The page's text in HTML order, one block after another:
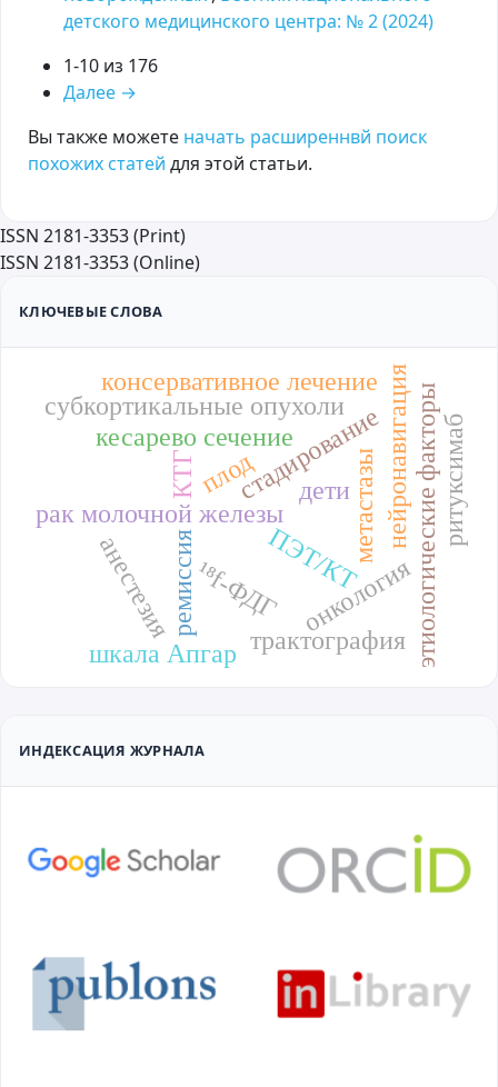
детского медицинского центра: № 2 (2024)
1-10 из 176
Далее →
Вы также можете начать расширеннвй поиск
похожих статей для этой статьи.
ISSN 2181-3353 (Print)
ISSN 2181-3353 (Online)
КЛЮЧЕВЫЕ СЛОВА
рак молочной железы
ПЭТ/КТ
¹⁸f-ФДГ
метастазы
стадирование
онкология
трактография
субкортикальные опухоли нейронавигация
дети этиологические факторы
консервативное лечение
ритуксимаб
ремиссия
кесарево сечение
плод
шкала Апгар
КТГ
анестезия
ИНДЕКСАЦИЯ ЖУРНАЛА